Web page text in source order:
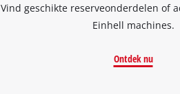
Vind geschikte reserveonderdelen of
Einhell machines.
Ontdek nu